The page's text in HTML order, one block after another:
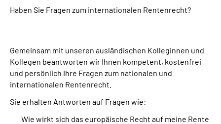
Beratung & Kontakt
Über uns & Presse
Online-Services
Haben Sie Fragen zum internationalen Rentenrecht?
Gemeinsam mit unseren ausländischen Kolleginnen und
Kollegen beantworten wir Ihnen kompetent, kostenfrei
und persönlich Ihre Fragen zum nationalen und
internationalen Rentenrecht.
Sie erhalten Antworten auf Fragen wie:
Wie wirkt sich das europäische Recht auf meine Rente